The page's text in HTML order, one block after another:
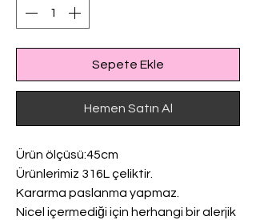
Sepete Ekle
Hemen Satın Al
Ürün ölçüsü:45cm
Ürünlerimiz 316L çeliktir.
Kararma paslanma yapmaz.
Nicel içermediği için herhangi bir alerjik